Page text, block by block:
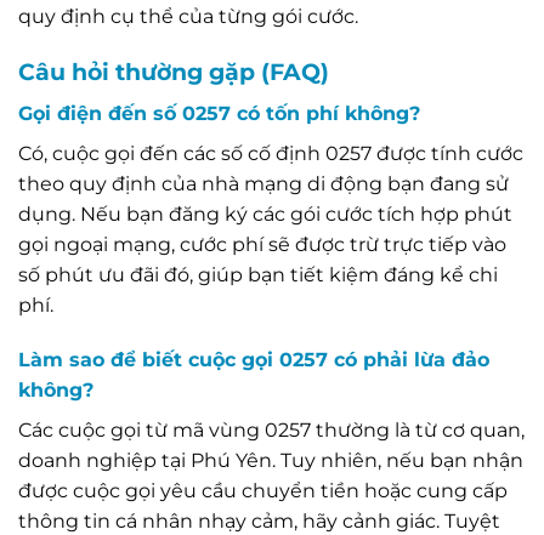
quy định cụ thể của từng gói cước.
Câu hỏi thường gặp (FAQ)
Gọi điện đến số 0257 có tốn phí không?
Có, cuộc gọi đến các số cố định 0257 được tính cước
theo quy định của nhà mạng di động bạn đang sử
dụng. Nếu bạn đăng ký các gói cước tích hợp phút
gọi ngoại mạng, cước phí sẽ được trừ trực tiếp vào
số phút ưu đãi đó, giúp bạn tiết kiệm đáng kể chi
phí.
Làm sao để biết cuộc gọi 0257 có phải lừa đảo
không?
Các cuộc gọi từ mã vùng 0257 thường là từ cơ quan,
doanh nghiệp tại Phú Yên. Tuy nhiên, nếu bạn nhận
được cuộc gọi yêu cầu chuyển tiền hoặc cung cấp
thông tin cá nhân nhạy cảm, hãy cảnh giác. Tuyệt